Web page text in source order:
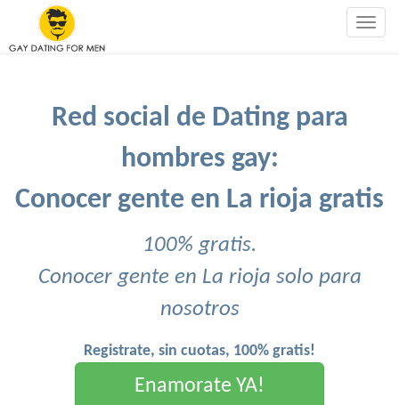
Red social de Dating para
hombres gay:
Conocer gente en La rioja gratis
100% gratis.
Conocer gente en La rioja solo para
nosotros
Registrate, sin cuotas, 100% gratis!
Enamorate YA!